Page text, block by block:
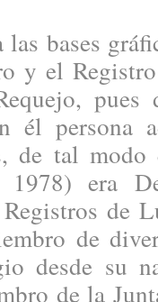
bases
y el
él persona
de tal
era
de
de
desde su
de la